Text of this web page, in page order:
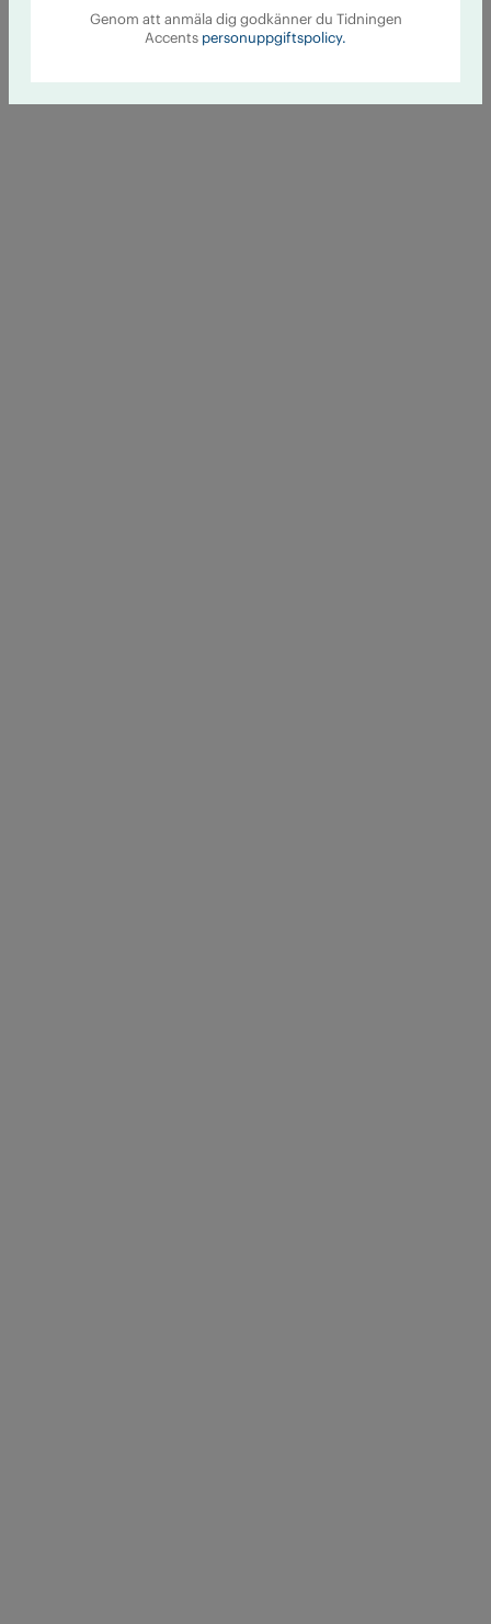
Genom att anmäla dig godkänner du Tidningen
Accents personuppgiftspolicy.